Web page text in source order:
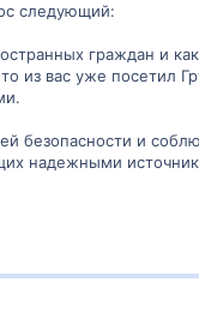
следующий:
граждан и
из вас уже посетил
безопасности и
надежными